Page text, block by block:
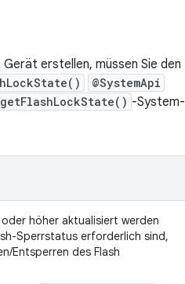
erstellen, müssen Sie den
@SystemApi
-System-
höher aktualisiert werden
Sperrstatus erforderlich sind,
Entsperren des Flash